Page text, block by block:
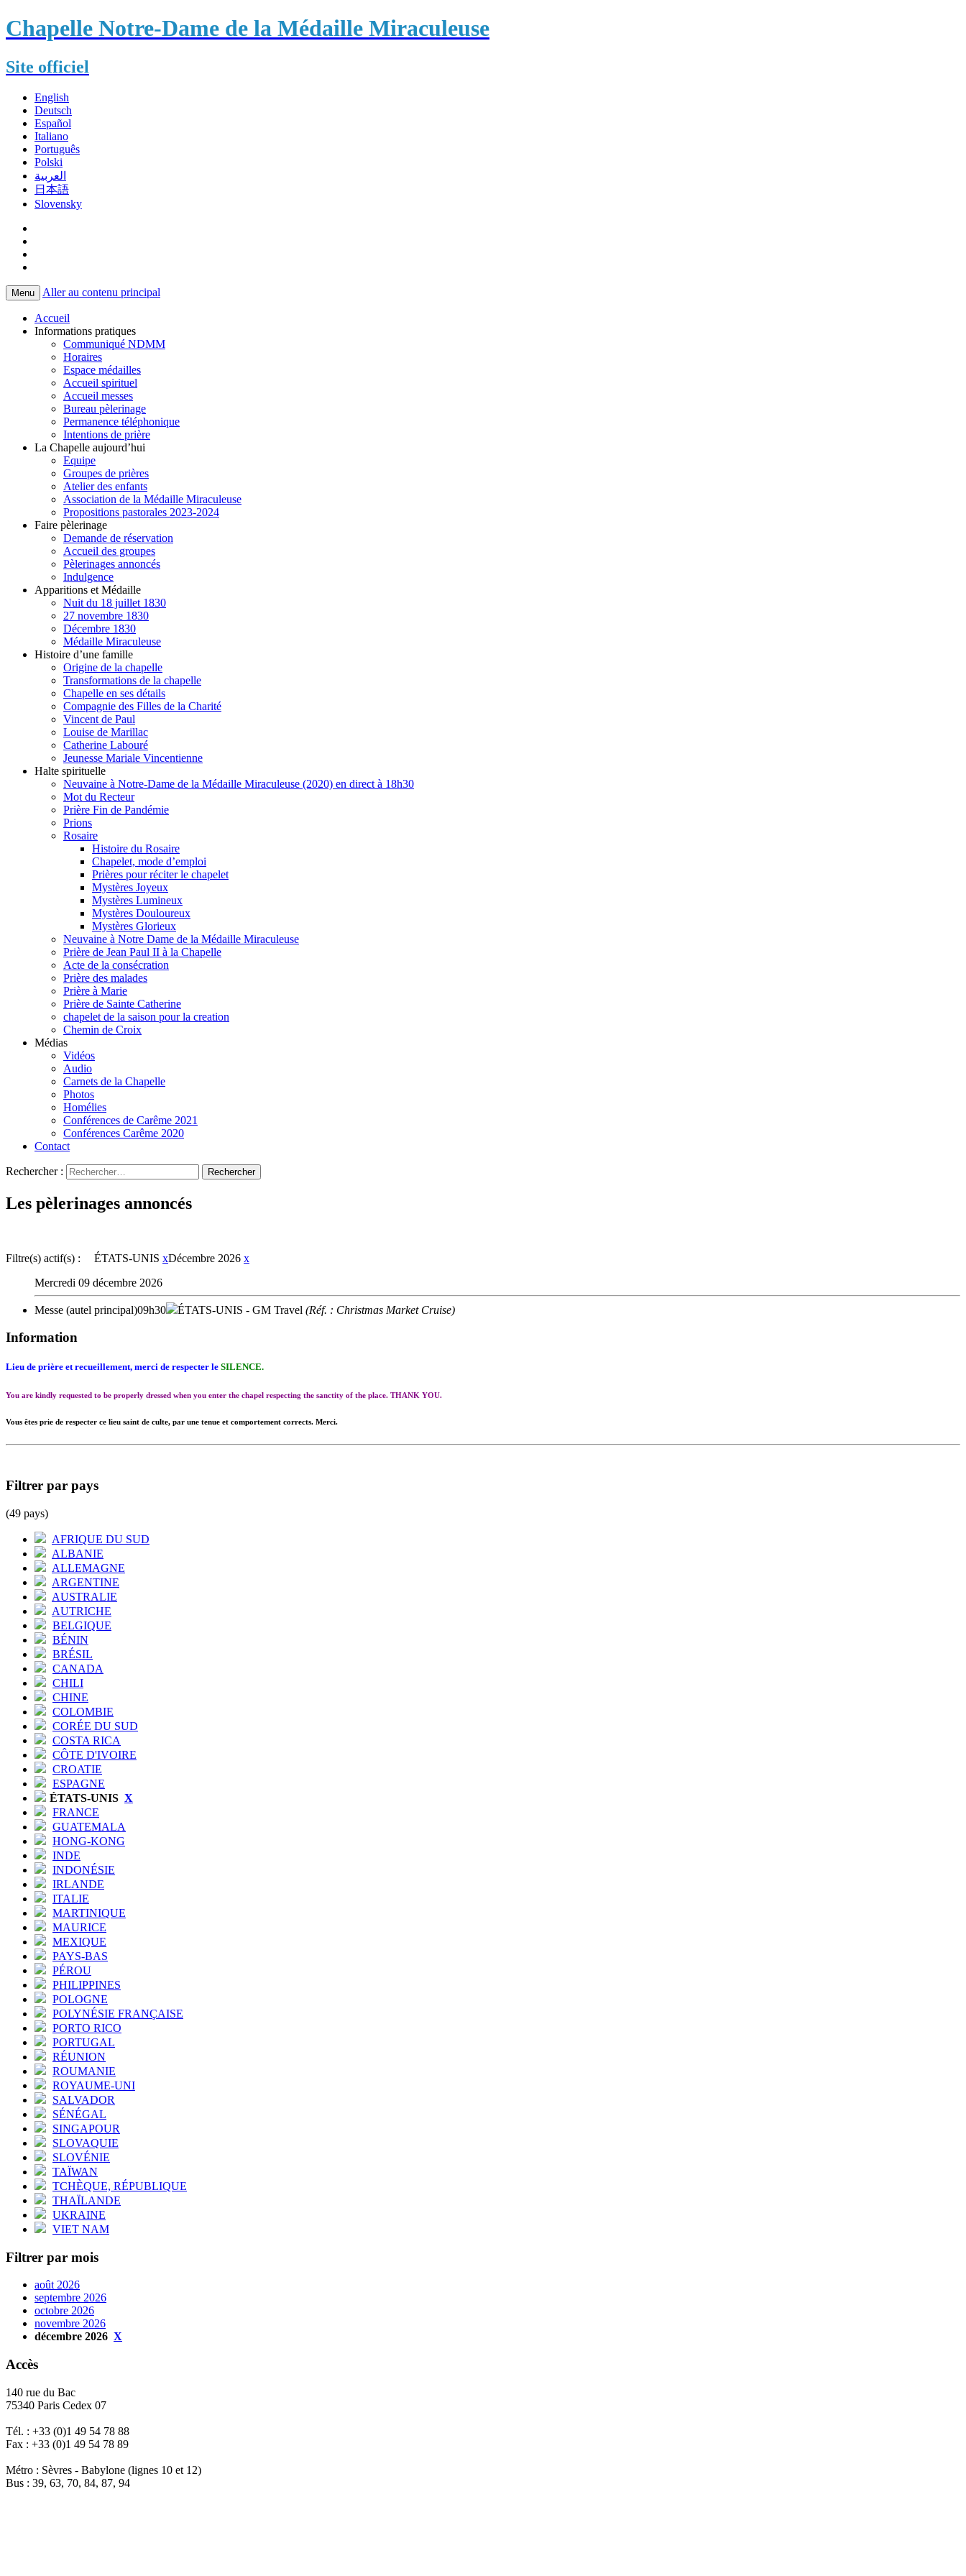
Chapelle Notre-Dame de la Médaille Miraculeuse
Site officiel
English
Deutsch
Español
Italiano
Português
Polski
العربية
日本語
Slovensky
Menu Aller au contenu principal
Accueil
Informations pratiques
Communiqué NDMM
Horaires
Espace médailles
Accueil spirituel
Accueil messes
Bureau pèlerinage
Permanence téléphonique
Intentions de prière
La Chapelle aujourd’hui
Equipe
Groupes de prières
Atelier des enfants
Association de la Médaille Miraculeuse
Propositions pastorales 2023-2024
Faire pèlerinage
Demande de réservation
Accueil des groupes
Pèlerinages annoncés
Indulgence
Apparitions et Médaille
Nuit du 18 juillet 1830
27 novembre 1830
Décembre 1830
Médaille Miraculeuse
Histoire d’une famille
Origine de la chapelle
Transformations de la chapelle
Chapelle en ses détails
Compagnie des Filles de la Charité
Vincent de Paul
Louise de Marillac
Catherine Labouré
Jeunesse Mariale Vincentienne
Halte spirituelle
Neuvaine à Notre-Dame de la Médaille Miraculeuse (2020) en direct à 18h30
Mot du Recteur
Prière Fin de Pandémie
Prions
Rosaire
Histoire du Rosaire
Chapelet, mode d’emploi
Prières pour réciter le chapelet
Mystères Joyeux
Mystères Lumineux
Mystères Douloureux
Mystères Glorieux
Neuvaine à Notre Dame de la Médaille Miraculeuse
Prière de Jean Paul II à la Chapelle
Acte de la consécration
Prière des malades
Prière à Marie
Prière de Sainte Catherine
chapelet de la saison pour la creation
Chemin de Croix
Médias
Vidéos
Audio
Carnets de la Chapelle
Photos
Homélies
Conférences de Carême 2021
Conférences Carême 2020
Contact
Rechercher :
Les pèlerinages annoncés
Filtre(s) actif(s) : ÉTATS-UNIS xDécembre 2026 x
Mercredi 09 décembre 2026
Messe (autel principal)09h30 ÉTATS-UNIS - GM Travel (Réf. : Christmas Market Cruise)
Information
Lieu de prière et recueillement, merci de respecter le SILENCE.
You are kindly requested to be properly dressed when you enter the chapel respecting the sanctity of the place. THANK YOU.
Vous êtes prie de respecter ce lieu saint de culte, par une tenue et comportement corrects. Merci.
Filtrer par pays
(49 pays)
AFRIQUE DU SUD
ALBANIE
ALLEMAGNE
ARGENTINE
AUSTRALIE
AUTRICHE
BELGIQUE
BÉNIN
BRÉSIL
CANADA
CHILI
CHINE
COLOMBIE
CORÉE DU SUD
COSTA RICA
CÔTE D'IVOIRE
CROATIE
ESPAGNE
ÉTATS-UNIS X
FRANCE
GUATEMALA
HONG-KONG
INDE
INDONÉSIE
IRLANDE
ITALIE
MARTINIQUE
MAURICE
MEXIQUE
PAYS-BAS
PÉROU
PHILIPPINES
POLOGNE
POLYNÉSIE FRANÇAISE
PORTO RICO
PORTUGAL
RÉUNION
ROUMANIE
ROYAUME-UNI
SALVADOR
SÉNÉGAL
SINGAPOUR
SLOVAQUIE
SLOVÉNIE
TAÏWAN
TCHÈQUE, RÉPUBLIQUE
THAÏLANDE
UKRAINE
VIET NAM
Filtrer par mois
août 2026
septembre 2026
octobre 2026
novembre 2026
décembre 2026 X
Accès
140 rue du Bac
75340 Paris Cedex 07
Tél. : +33 (0)1 49 54 78 88
Fax : +33 (0)1 49 54 78 89
Métro : Sèvres - Babylone (lignes 10 et 12)
Bus : 39, 63, 70, 84, 87, 94